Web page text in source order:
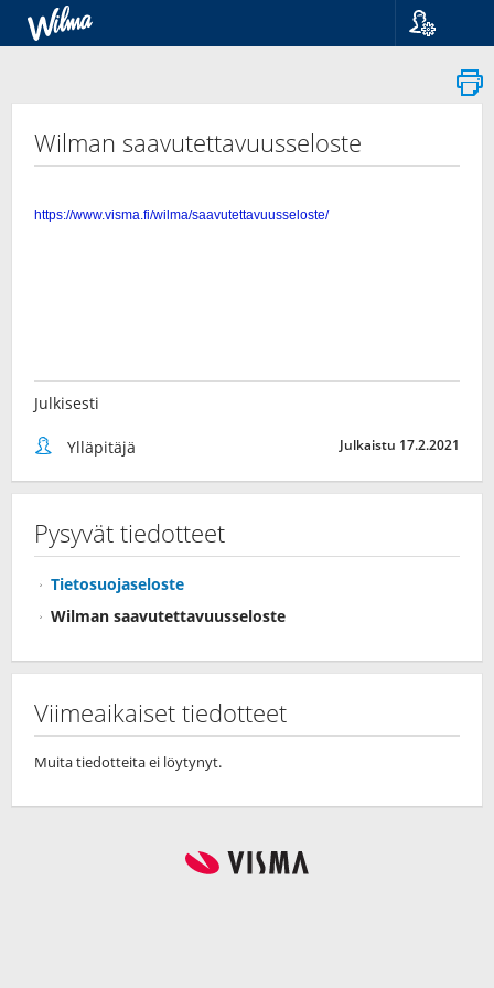
Suomi
Svenska
Wilman saavutettavuusseloste
Julkisesti
Ylläpitäjä Julkaistu 17.2.2021
Pysyvät tiedotteet
Tietosuojaseloste
Wilman saavutettavuusseloste
Viimeaikaiset tiedotteet
Muita tiedotteita ei löytynyt.